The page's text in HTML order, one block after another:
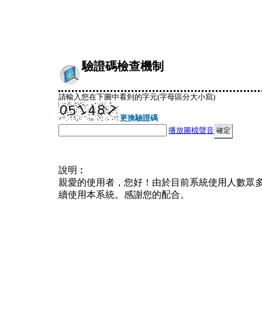
驗證碼檢查機制
請輸入您在下圖中看到的字元(字母區分大小寫)
更換驗證碼
播放圖檔聲音
說明︰
親愛的使用者，您好！由於目前系統使用人數眾
續使用本系統。感謝您的配合。